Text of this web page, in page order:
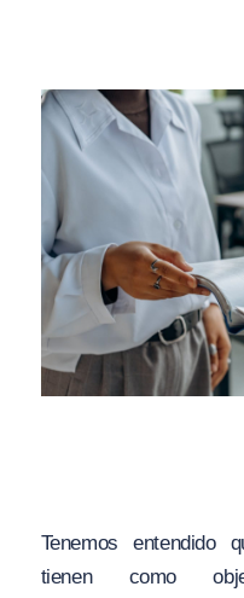
Tenemos entendido
tienen como